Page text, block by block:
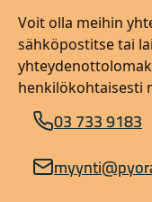
Voit olla meihin
sähköpostitse tai
henkilökohtaisesti
03 733 9183